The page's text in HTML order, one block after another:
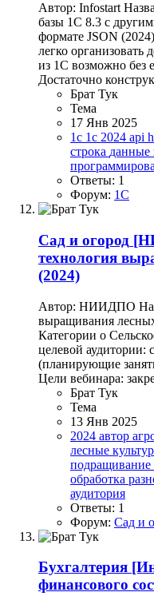
Автор: Infostart
базы 1С 8.3 с
формате JSON
легко
из 1С возможно без
Достаточно
Брат Тук
Тема
17 Янв 2025
1c 1с 2024 api
строка данные
Ответы: 1
Форум: 1C
Сад и огород
технология
(2024)
Автор: НИИДПО
выращивания
Категории o
целевой аудитории:
(планирующие
Цели вебинара:
Брат Тук
Тема
13 Янв 2025
2024 автор
лесные
подращивание
обработка
аудитория
Ответы: 1
Форум: Сад и
Бухгалтерия
финансового